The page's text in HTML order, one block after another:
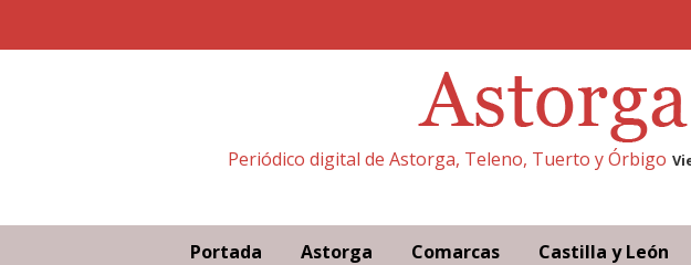
Periódico digital de Astorga, Teleno, Tuerto y Órbigo
Portada Astorga Comarcas Castilla y León